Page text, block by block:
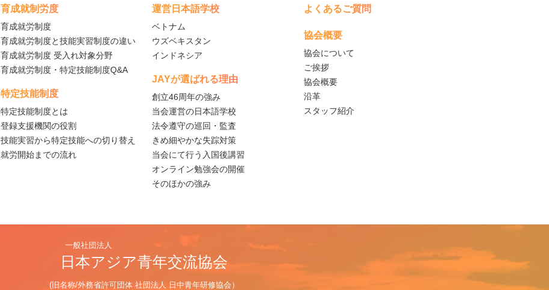
育成就制労度
育成就労制度
育成就労制度と技能実習制度の違い
育成就労制度 受入れ対象分野
育成就労制度・特定技能制度Q&A
特定技能制度
特定技能制度とは
登録支援機関の役割
技能実習から特定技能への切り替え
就労開始までの流れ
運営日本語学校
ベトナム
ウズベキスタン
インドネシア
JAYが選ばれる理由
創立46周年の強み
当会運営の日本語学校
法令遵守の巡回・監査
きめ細やかな失踪対策
当会にて行う入国後講習
オンライン勉強会の開催
そのほかの強み
よくあるご質問
協会概要
協会について
ご挨拶
協会概要
沿革
スタッフ紹介
一般社団法人
日本アジア青年交流協会
(旧名称/外務省許可団体 社団法人 日中青年研修協会）